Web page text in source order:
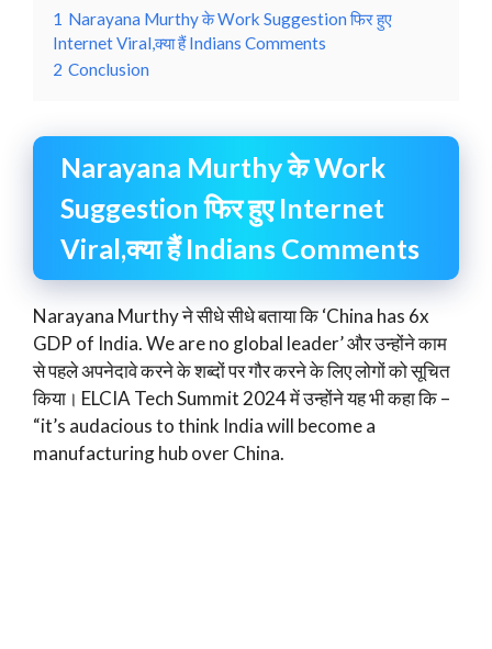
1 Narayana Murthy के Work Suggestion फिर हुए
Internet Viral,क्या हैं Indians Comments
2 Conclusion
Narayana Murthy के Work
Suggestion फिर हुए Internet
Viral,क्या हैं Indians Comments
Narayana Murthy ने सीधे सीधे बताया कि ‘China has 6x
GDP of India. We are no global leader’ और उन्होंने काम
से पहले अपनेदावे करने के शब्दों पर गौर करने के लिए लोगों को सूचित
किया। ELCIA Tech Summit 2024 में उन्होंने यह भी कहा कि –
“it’s audacious to think India will become a
manufacturing hub over China.